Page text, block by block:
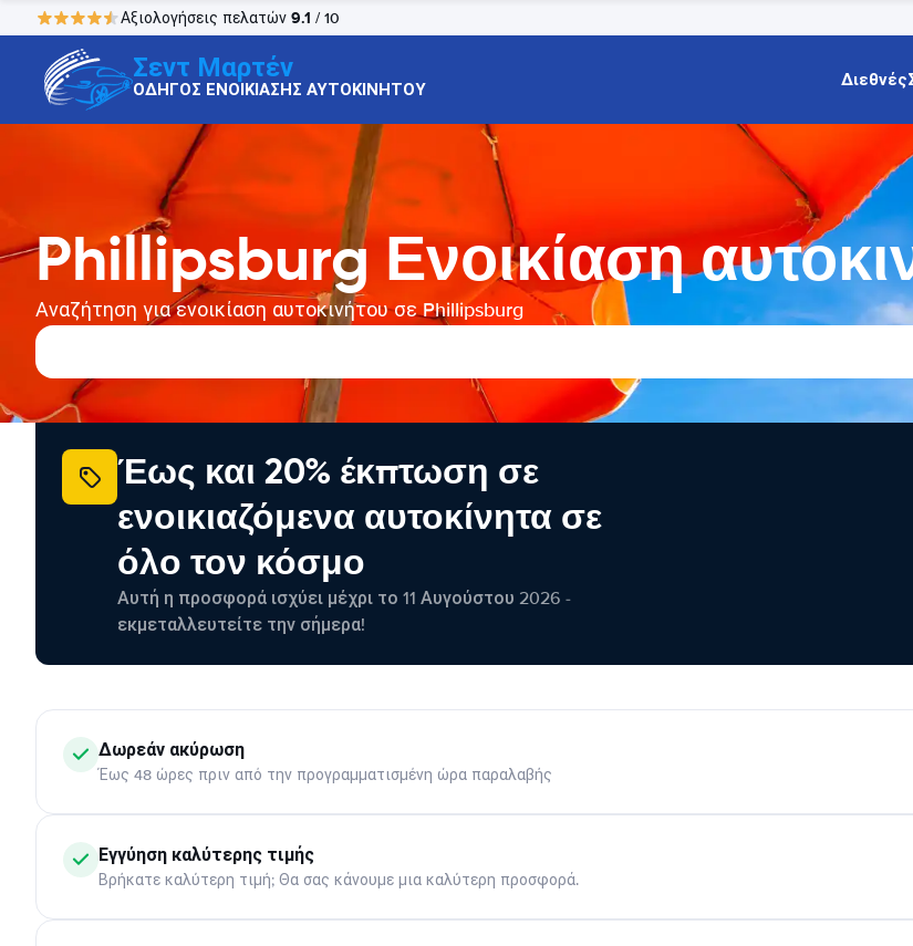
Αξιολογήσεις πελατών 9.1 / 10
Σεντ Μαρτέν
ΟΔΗΓΟΣ ΕΝΟΙΚΙΑΣΗΣ ΑΥΤΟΚΙΝΗΤΟΥ Διεθνές
Phillipsburg Ενοικίαση
Αναζήτηση για ενοικίαση αυτοκινήτου σε Phillipsburg
Έως και 20% έκπτωση σε
ενοικιαζόμενα αυτοκίνητα σε
όλο τον κόσμο
Αυτή η προσφορά ισχύει μέχρι το 11 Αυγούστου 2026 -
εκμεταλλευτείτε την σήμερα!
Δωρεάν ακύρωση
Έως 48 ώρες πριν από την προγραμματισμένη ώρα παραλαβής
Εγγύηση καλύτερης τιμής
Βρήκατε καλύτερη τιμή; Θα σας κάνουμε μια καλύτερη προσφορά.